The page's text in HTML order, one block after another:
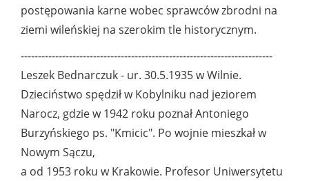
postępowania karne wobec sprawców zbrodni na
ziemi wileńskiej na szerokim tle historycznym.
-------------------------------------------------------------------------
Leszek Bednarczuk - ur. 30.5.1935 w Wilnie.
Dzieciństwo spędził w Kobylniku nad jeziorem
Narocz, gdzie w 1942 roku poznał Antoniego
Burzyńskiego ps. "Kmicic". Po wojnie mieszkał w
Nowym Sączu,
a od 1953 roku w Krakowie. Profesor Uniwersytetu